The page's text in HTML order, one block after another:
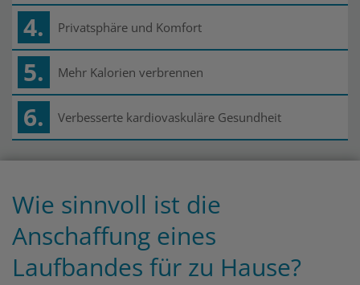
4. Privatsphäre und Komfort
5. Mehr Kalorien verbrennen
6. Verbesserte kardiovaskuläre Gesundheit
Wie sinnvoll ist die
Anschaffung eines
Laufbandes für zu Hause?